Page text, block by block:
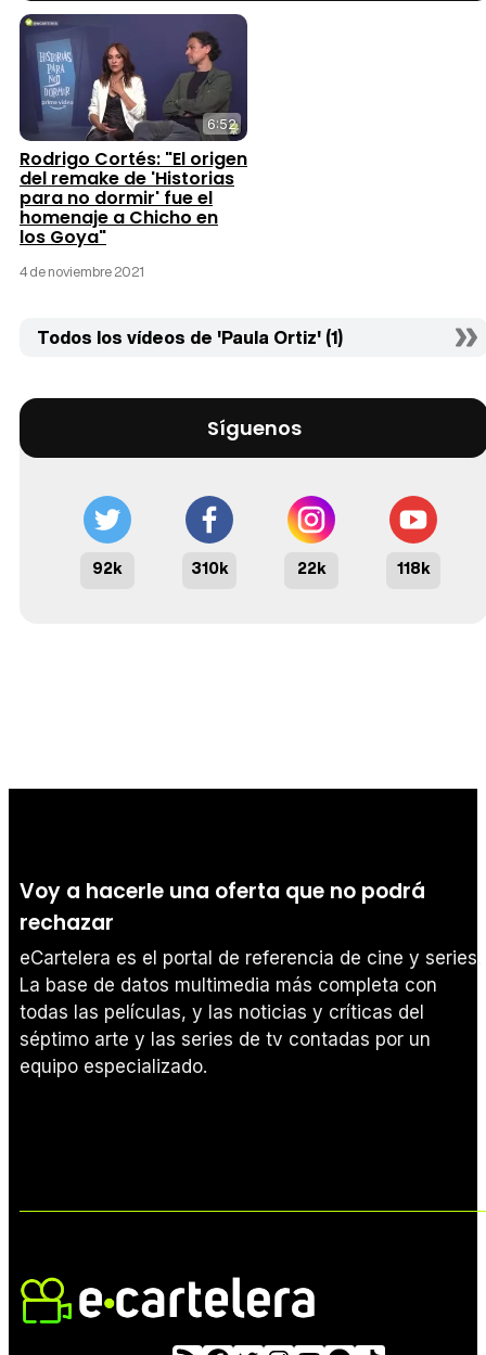
6:52
Rodrigo Cortés: "El origen
del remake de 'Historias
para no dormir' fue el
homenaje a Chicho en
los Goya"
4 de noviembre 2021
Todos los vídeos de 'Paula Ortiz' (1)
Síguenos
92k 310k 22k 118k
Voy a hacerle una oferta que no podrá
rechazar
eCartelera es el portal de referencia de cine y series.
La base de datos multimedia más completa con
todas las películas, y las noticias y críticas del
séptimo arte y las series de tv contadas por un
equipo especializado.